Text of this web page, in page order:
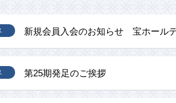
新規会員入会のお知らせ 宝ホール
第25期発足のご挨拶